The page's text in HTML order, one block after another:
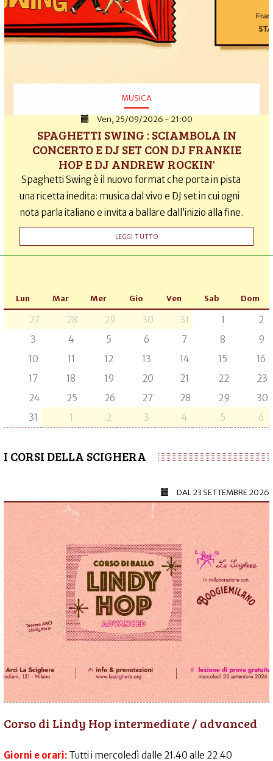
MUSICA
Ven, 25/09/2026 - 21:00
SPAGHETTI SWING : SCIAMBOLA IN
CONCERTO E DJ SET CON DJ FRANKIE
HOP E DJ ANDREW ROCKIN'
Spaghetti Swing è il nuovo format che porta in pista
una ricetta inedita: musica dal vivo e DJ set in cui ogni
nota parla italiano e invita a ballare dall’inizio alla fine.
LEGGI TUTTO
Lun Mar Mer Gio Ven Sab Dom
27 28 29 30 31 1
2
3
4 5 6 7 8
9
10
11 12 13 14 15
16
17
18 19 20 21 22
23
24
25 26 27 28 29
30
31
1 2 3 4 5 6
I CORSI DELLA SCIGHERA
DAL23 SETTEMBRE 2026
Corso di Lindy Hop intermediate / advanced
Giorni e orari: Tutti i mercoledì dalle 21.40 alle 22.40